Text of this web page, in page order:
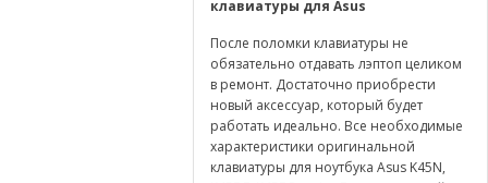
клавиатуры для Asus
После поломки клавиатуры не
обязательно отдавать лэптоп целиком
в ремонт. Достаточно приобрести
новый аксессуар, который будет
работать идеально. Все необходимые
характеристики оригинальной
клавиатуры для ноутбука Asus K45N,